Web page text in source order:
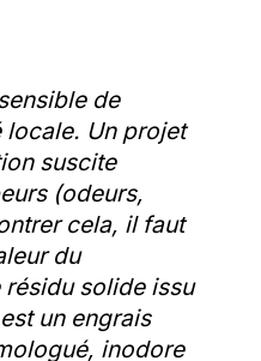
de
Un projet
suscite
(odeurs,
cela, il faut
du
résidu solide issu
un engrais
inodore